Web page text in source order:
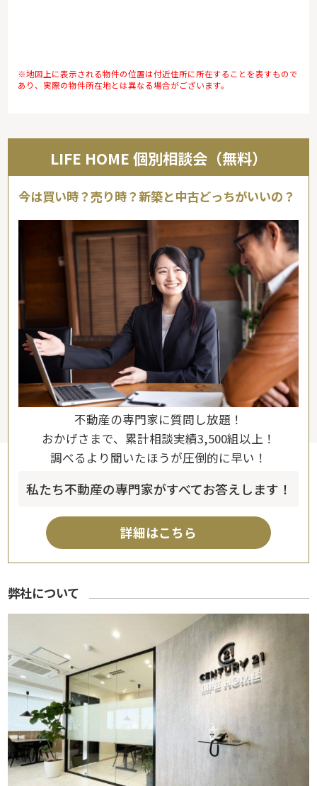
※地図上に表示される物件の位置は付近住所に所在することを表すもので
あり、実際の物件所在地とは異なる場合がございます。
LIFE HOME 個別相談会（無料）
今は買い時？売り時？新築と中古どっちがいいの？
不動産の専門家に質問し放題！
おかげさまで、累計相談実績3,500組以上！
調べるより聞いたほうが圧倒的に早い！
私たち不動産の専門家がすべてお答えします！
詳細はこちら
弊社について